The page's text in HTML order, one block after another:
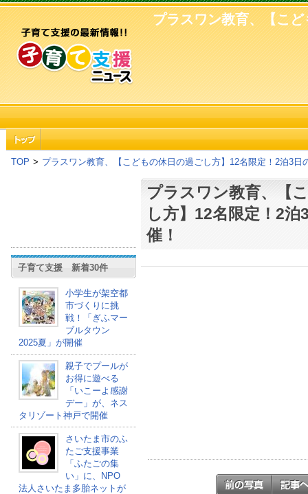
プラスワン教育、【こ
TOP > プラスワン教育、【こどもの休日の過ごし方】12名限定！2泊3日
子育て支援 新着30件
小学生が架空都
市づくりに挑
戦！「ぎふマー
ブルタウン
2025夏」が開催
親子でプールが
お得に遊べる
「いこーよ感謝
デー」が、ネス
タリゾート神戸で開催
さいたま市のふ
たご支援事業
「ふたごの集
い」に、NPO
法人さいたま多胎ネットが
プラスワン教育、【
し方】12名限定！2
催！